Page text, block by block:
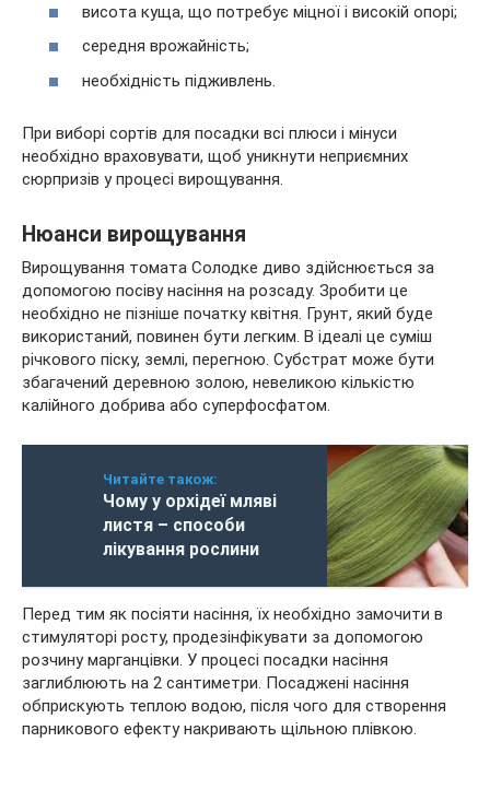
висота куща, що потребує міцної і високій опорі;
середня врожайність;
необхідність підживлень.
При виборі сортів для посадки всі плюси і мінуси
необхідно враховувати, щоб уникнути неприємних
сюрпризів у процесі вирощування.
Нюанси вирощування
Вирощування томата Солодке диво здійснюється за
допомогою посіву насіння на розсаду. Зробити це
необхідно не пізніше початку квітня. Грунт, який буде
використаний, повинен бути легким. В ідеалі це суміш
річкового піску, землі, перегною. Субстрат може бути
збагачений деревною золою, невеликою кількістю
калійного добрива або суперфосфатом.
Читайте також:
Чому у орхідеї мляві
листя – способи
лікування рослини
Перед тим як посіяти насіння, їх необхідно замочити в
стимуляторі росту, продезінфікувати за допомогою
розчину марганцівки. У процесі посадки насіння
заглиблюють на 2 сантиметри. Посаджені насіння
обприскують теплою водою, після чого для створення
парникового ефекту накривають щільною плівкою.